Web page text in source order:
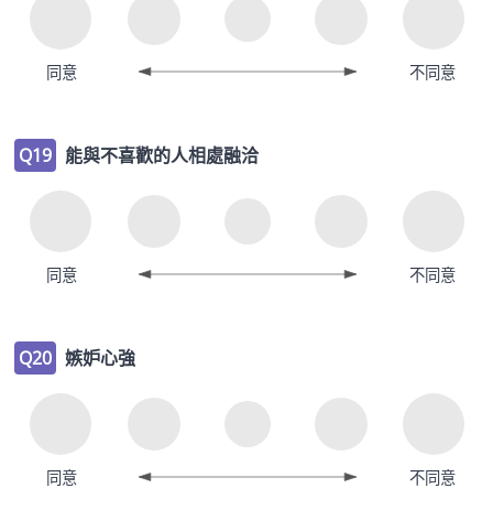
同意 不同意
Q19 能與不喜歡的人相處融洽
同意 不同意
Q20 嫉妒心強
同意 不同意